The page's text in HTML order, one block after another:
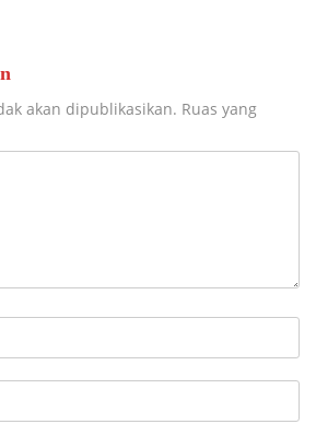
akan dipublikasikan. Ruas yang